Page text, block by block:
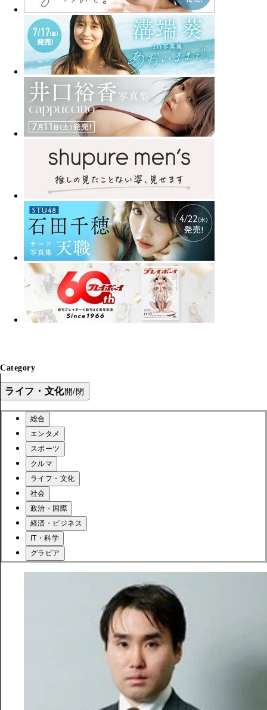
Category
ライフ・文化開/閉
総合
エンタメ
スポーツ
クルマ
ライフ・文化
社会
政治・国際
経済・ビジネス
IT・科学
グラビア